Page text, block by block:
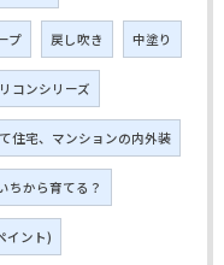
プ 戻し吹き 中塗り
コンシリーズ
住宅、マンションの内外装
ちから育てる？
イント)